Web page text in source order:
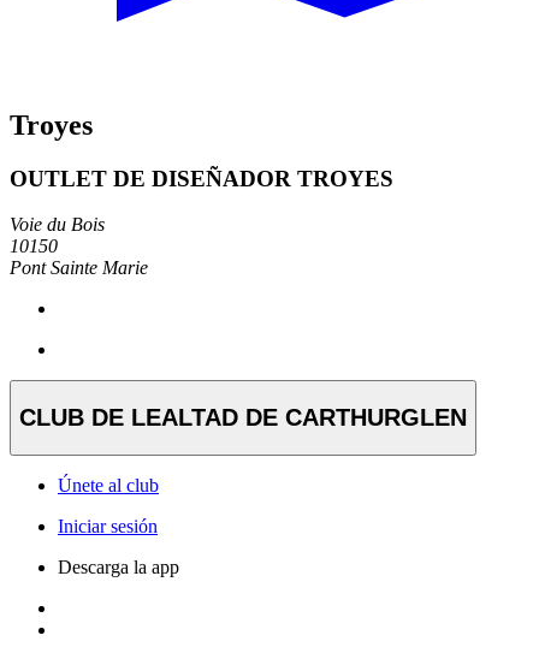
Troyes
OUTLET DE DISEÑADOR TROYES
Voie du Bois
10150
Pont Sainte Marie
CLUB DE LEALTAD DE CARTHURGLEN
Únete al club
Iniciar sesión
Descarga la app